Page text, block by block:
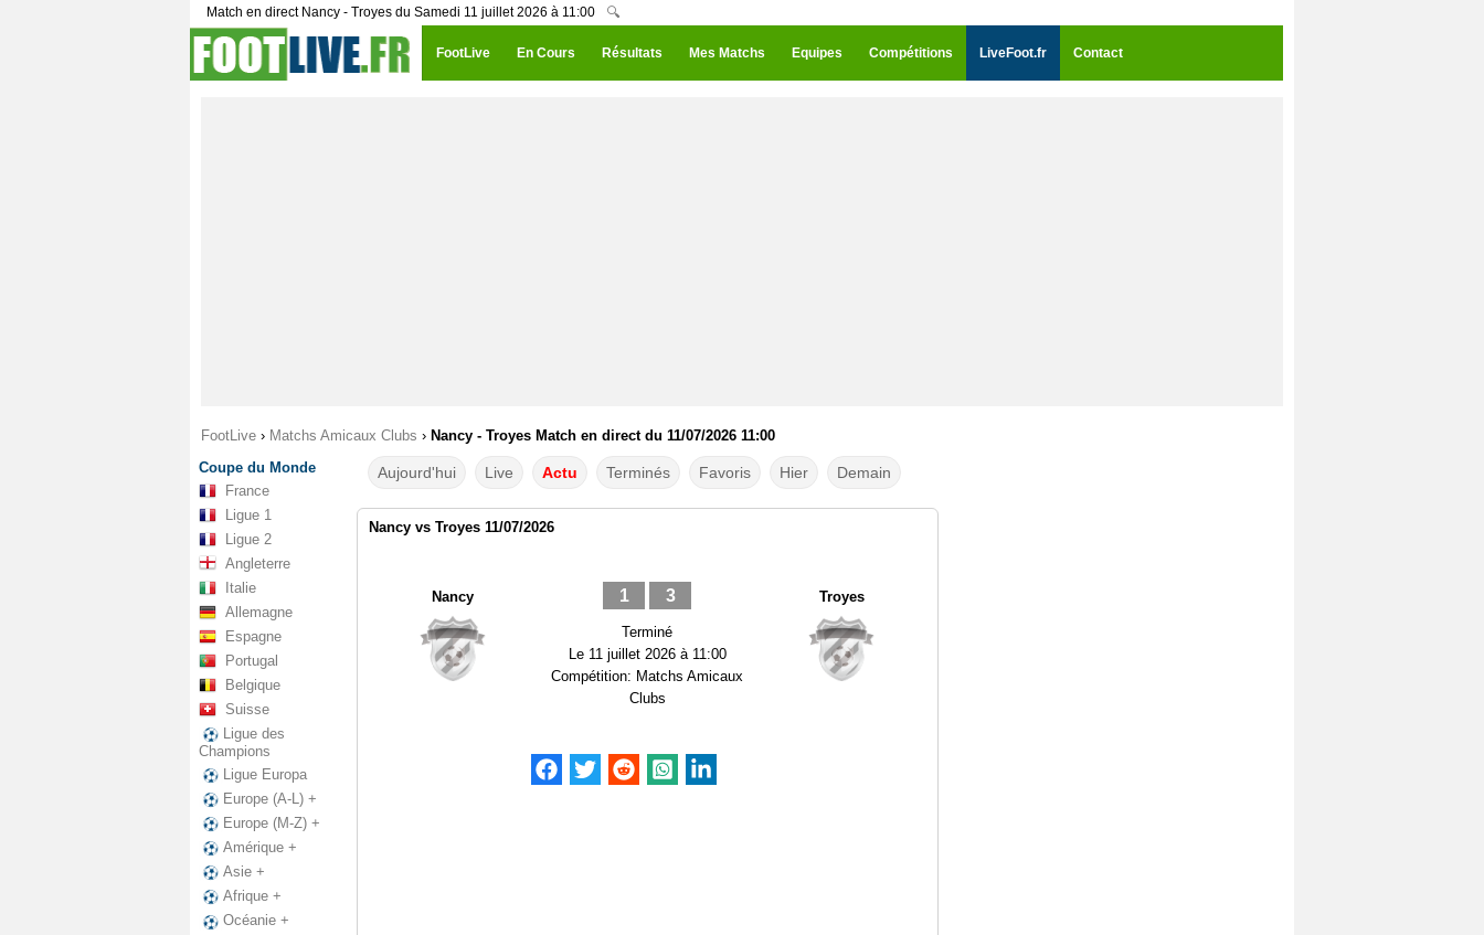
Match en direct Nancy - Troyes du Samedi 11 juillet 2026 à 11:00 🔍
FootLive En Cours Résultats Mes Matchs Equipes Compétitions LiveFoot.fr Contact
FootLive › Matchs Amicaux Clubs › Nancy - Troyes Match en direct du 11/07/2026 11:00
Coupe du Monde
France
Ligue 1
Ligue 2
Angleterre
Italie
Allemagne
Espagne
Portugal
Belgique
Suisse
Ligue des
Champions
Ligue Europa
Europe (A-L) +
Europe (M-Z) +
Amérique +
Asie +
Afrique +
Océanie +
Aujourd'hui Live Actu Terminés Favoris Hier Demain
Nancy vs Troyes 11/07/2026
Nancy 1 3
Terminé
Le 11 juillet 2026 à 11:00
Compétition: Matchs Amicaux
Clubs
Troyes